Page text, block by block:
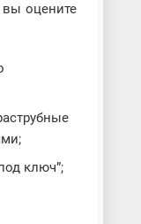
вы оцените
ключ”;